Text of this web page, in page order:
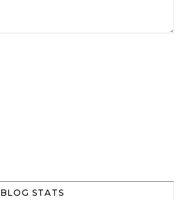
BLOG STATS